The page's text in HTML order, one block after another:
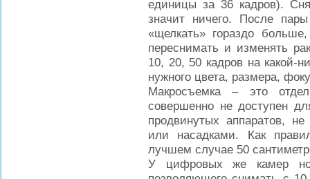
единицы за 36 кадров).
значит ничего. После
«щелкать» гораздо
переснимать и изменять
10, 20, 50 кадров на какой-
нужного цвета, размера,
Макросъемка – это
совершенно не доступен
продвинутых аппаратов,
или насадками. Как
лучшем случае 50
У цифровых же камер